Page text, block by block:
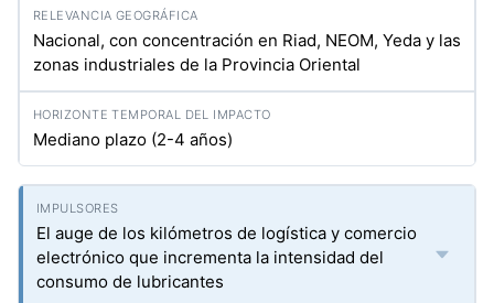
Nacional, con concentración en Riad, NEOM, Yeda y las
zonas industriales de la Provincia Oriental
Mediano plazo (2-4 años)
El auge de los kilómetros de logística y comercio
electrónico que incrementa la intensidad del
consumo de lubricantes